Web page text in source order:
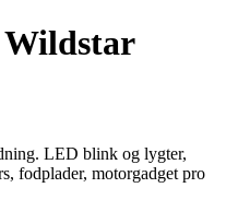
Wildstar
LED blink og lygter,
fodplader, motorgadget pro